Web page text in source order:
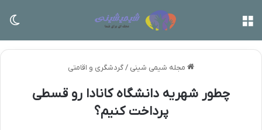
مجله شیمی شینی /گردشگری و اقامتی
چطور شهریه دانشگاه کانادا رو قسطی
پرداخت کنیم؟